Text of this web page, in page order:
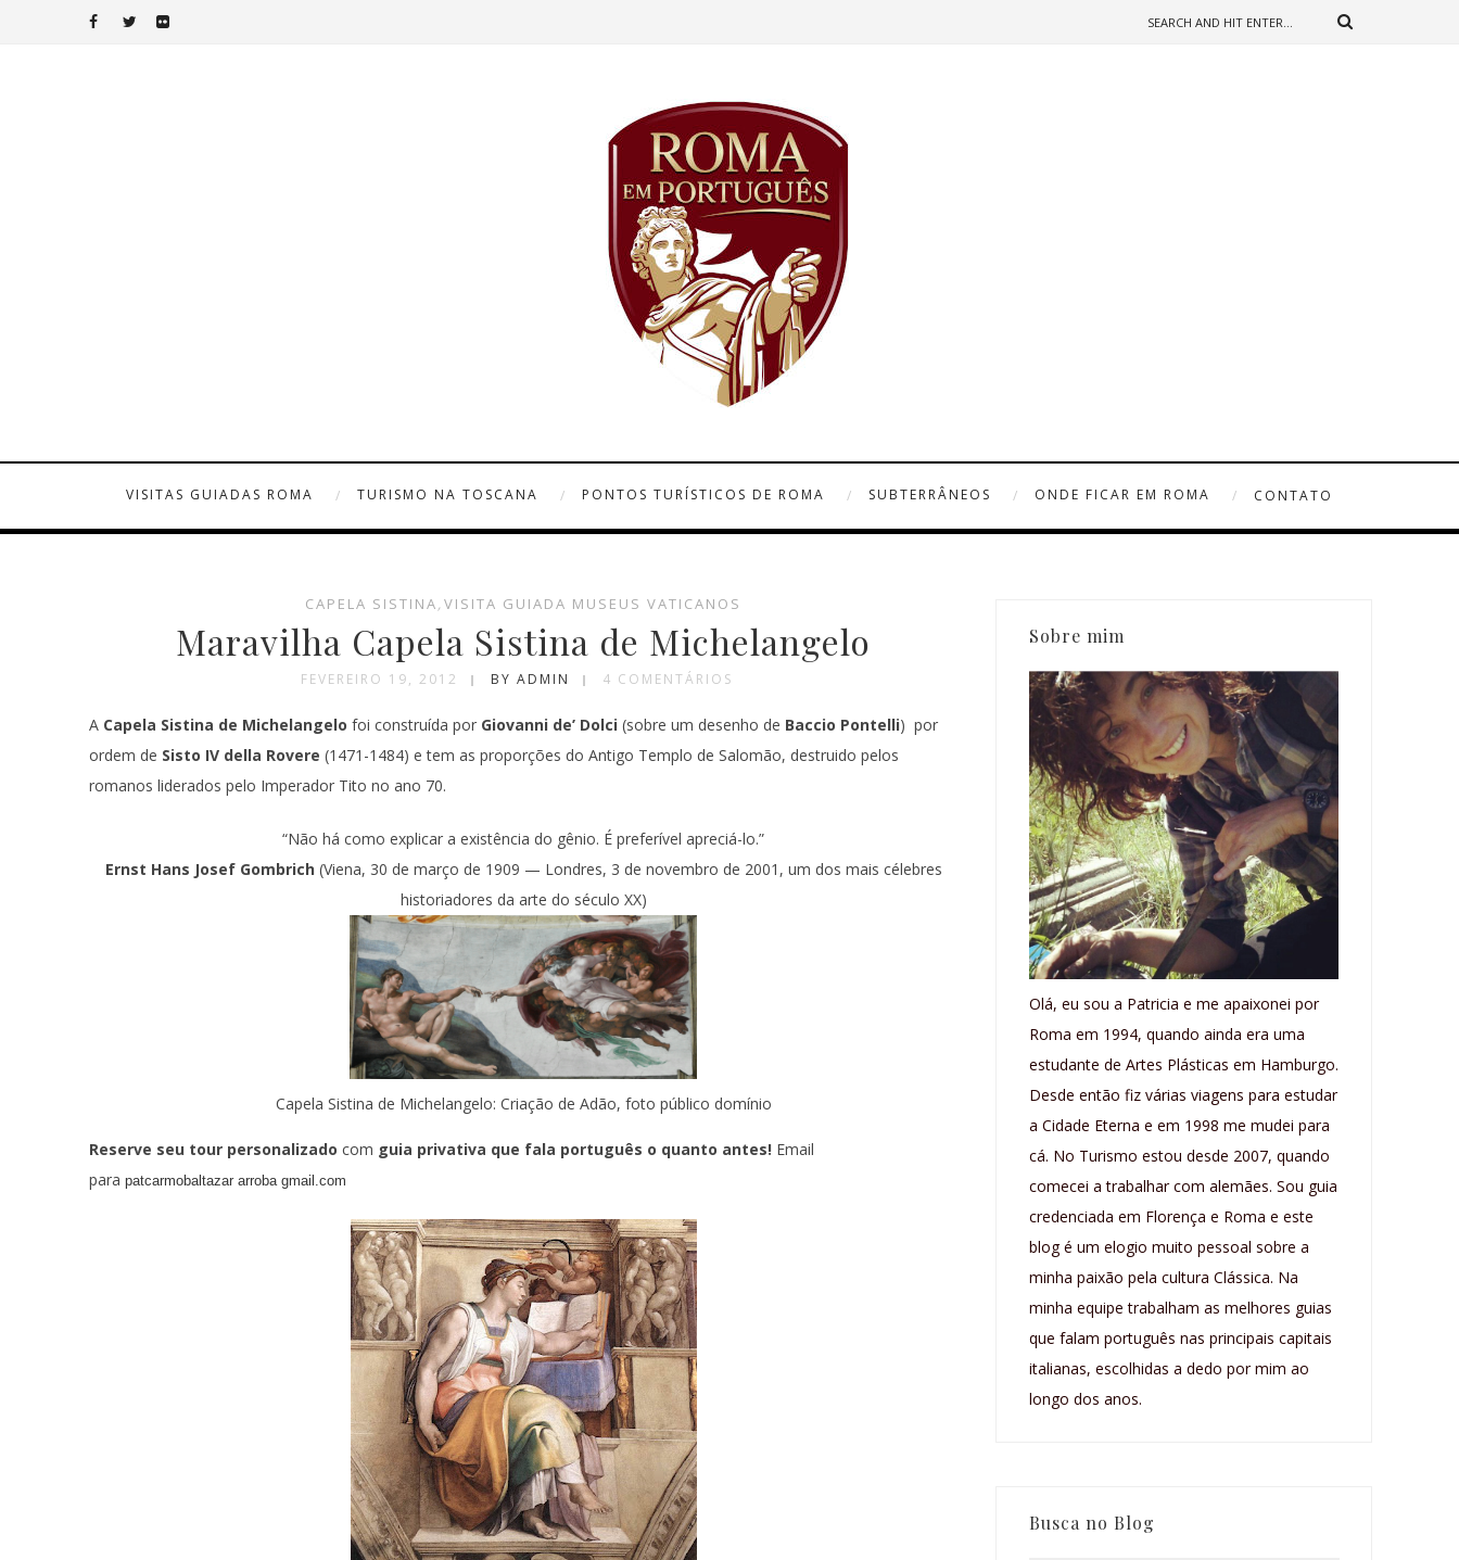
VISITAS GUIADAS ROMA TURISMO NA TOSCANA PONTOS TURÍSTICOS DE ROMA SUBTERRÂNEOS ONDE FICAR EM ROMA CONTATO
CAPELA SISTINA, VISITA GUIADA MUSEUS VATICANOS
Maravilha Capela Sistina de Michelangelo
FEVEREIRO 19, 2012 BY ADMIN 4 COMENTÁRIOS
A Capela Sistina de Michelangelo foi construída por Giovanni de’ Dolci (sobre um desenho de Baccio Pontelli) por
ordem de Sisto IV della Rovere (1471-1484) e tem as proporções do Antigo Templo de Salomão, destruido pelos
romanos liderados pelo Imperador Tito no ano 70.
“Não há como explicar a existência do gênio. É preferível apreciá-lo.”
Ernst Hans Josef Gombrich(Viena, 30 de março de 1909 — Londres, 3 de novembro de 2001, um dos mais célebres
historiadores da arte do século XX)
Capela Sistina de Michelangelo: Criação de Adão, foto público domínio
Reserve seu tour personalizado com guia privativa que fala português o quanto antes! Email
para patcarmobaltazar arroba gmail.com
Sobre mim
Olá, eu sou a Patricia e me apaixonei por
Roma em 1994, quando ainda era uma
estudante de Artes Plásticas em Hamburgo.
Desde então fiz várias viagens para estudar
a Cidade Eterna e em 1998 me mudei para
cá. No Turismo estou desde 2007, quando
comecei a trabalhar com alemães. Sou guia
credenciada em Florença e Roma e este
blog é um elogio muito pessoal sobre a
minha paixão pela cultura Clássica. Na
minha equipe trabalham as melhores guias
que falam português nas principais capitais
italianas, escolhidas a dedo por mim ao
longo dos anos.
Busca no Blog